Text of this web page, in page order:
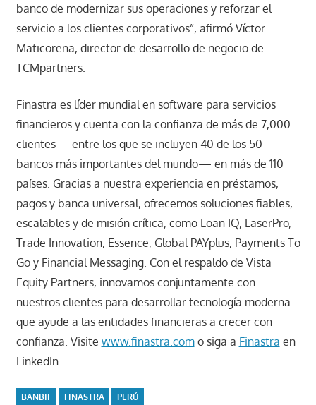
banco de modernizar sus operaciones y reforzar el
servicio a los clientes corporativos”, afirmó Víctor
Maticorena, director de desarrollo de negocio de
TCMpartners.
Finastra es líder mundial en software para servicios
financieros y cuenta con la confianza de más de 7,000
clientes —entre los que se incluyen 40 de los 50
bancos más importantes del mundo— en más de 110
países. Gracias a nuestra experiencia en préstamos,
pagos y banca universal, ofrecemos soluciones fiables,
escalables y de misión crítica, como Loan IQ, LaserPro,
Trade Innovation, Essence, Global PAYplus, Payments To
Go y Financial Messaging. Con el respaldo de Vista
Equity Partners, innovamos conjuntamente con
nuestros clientes para desarrollar tecnología moderna
que ayude a las entidades financieras a crecer con
confianza. Visite www.finastra.como siga a Finastra en
LinkedIn.
BANBIF FINASTRA PERÚ